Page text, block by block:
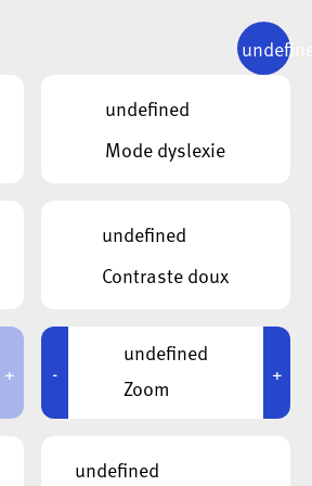
undefined
Mode dyslexie
undefined
Contraste doux
+ -
undefined
Zoom
+
undefined